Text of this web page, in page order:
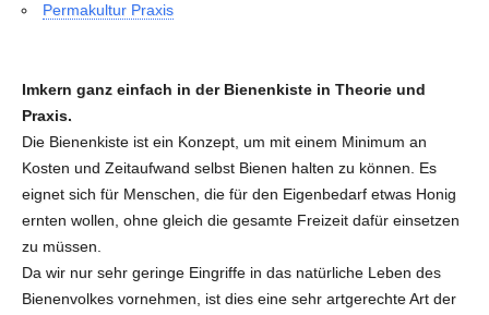
Permakultur Praxis
Imkern ganz einfach in der Bienenkiste in Theorie und
Praxis.
Die Bienenkiste ist ein Konzept, um mit einem Minimum an
Kosten und Zeitaufwand selbst Bienen halten zu können. Es
eignet sich für Menschen, die für den Eigenbedarf etwas Honig
ernten wollen, ohne gleich die gesamte Freizeit dafür einsetzen
zu müssen.
Da wir nur sehr geringe Eingriffe in das natürliche Leben des
Bienenvolkes vornehmen, ist dies eine sehr artgerechte Art der